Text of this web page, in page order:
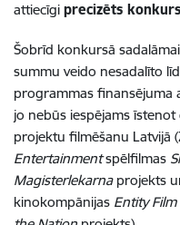
attiecīgi precizēts
Šobrīd konkursā
summu veido nesadalīto
programmas finansējuma
jo nebūs iespējams
projektu filmēšanu Latvijā
Entertainmentspēlfilmas
Magisterlekarnaprojekts
kinokompānijas Entity Film